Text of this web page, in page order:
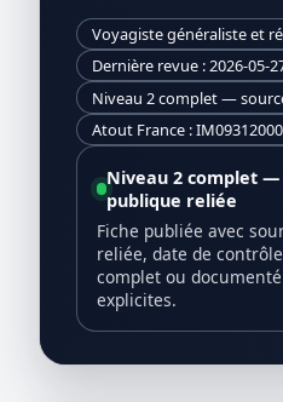
Voyagiste généraliste et
Dernière revue : 2026-05-
Niveau 2 complet —
Atout France :
Niveau 2 complet —
publique reliée
Fiche publiée avec
reliée, date de
complet ou
explicites.